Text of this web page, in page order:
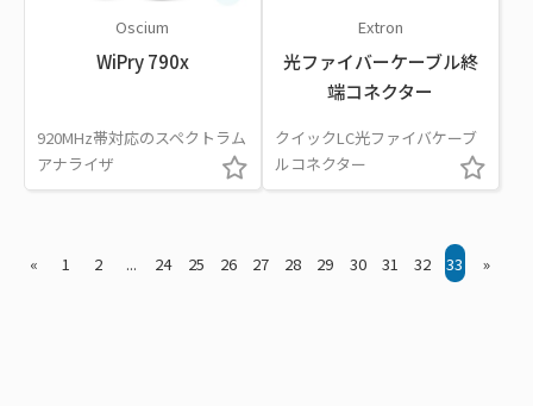
Oscium
WiPry 790x
920MHz帯対応のスペクトラム
アナライザ
Extron
光ファイバーケーブル終
端コネクター
クイックLC光ファイバケーブ
ルコネクター
« 1 2 ... 24 25 26 27 28 29 30 31 32 33 »